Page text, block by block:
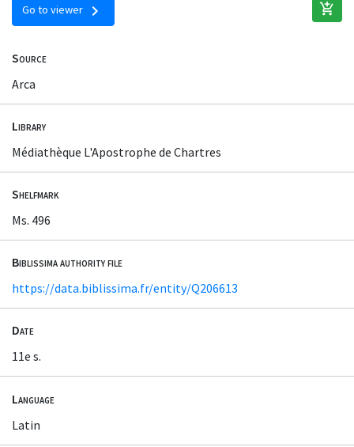
Go to viewer chevron_right add_shopping_cart
Source
Arca
Library
Médiathèque L'Apostrophe de Chartres
Shelfmark
Ms. 496
Biblissima authority file
https://data.biblissima.fr/entity/Q206613
Date
11e s.
Language
Latin